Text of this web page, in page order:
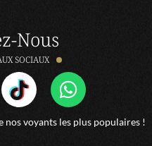
bien-être
Nous
SOCIAUX
nos voyants les plus populaires !